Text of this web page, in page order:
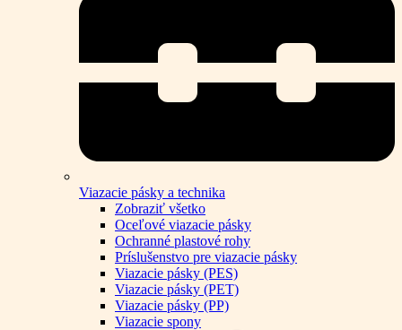
Viazacie pásky a technika
Zobraziť všetko
Oceľové viazacie pásky
Ochranné plastové rohy
Príslušenstvo pre viazacie pásky
Viazacie pásky (PES)
Viazacie pásky (PET)
Viazacie pásky (PP)
Viazacie spony